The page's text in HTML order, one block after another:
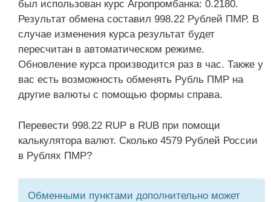
был использован курс Агропромбанка: 0.2180.
Результат обмена составил 998.22 Рублей ПМР. В
случае изменения курса результат будет
пересчитан в автоматическом режиме.
Обновление курса производится раз в час. Также у
вас есть возможность обменять Рубль ПМР на
другие валюты с помощью формы справа.
Перевести 998.22 RUP в RUB при помощи
калькулятора валют. Сколько 4579 Рублей России
в Рублях ПМР?
Обменными пунктами дополнительно может